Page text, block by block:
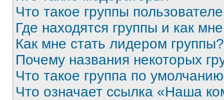
Что такое группы
Где находятся группы и как
Как мне стать лидером группы?
Почему названия некоторых
Что такое группа по
Что означает ссылка «Наша